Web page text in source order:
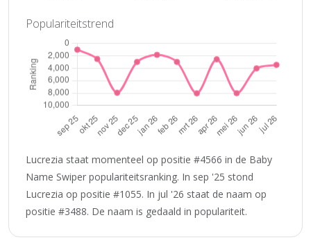
Populariteitstrend
Lucrezia staat momenteel op positie #4566 in de Baby
Name Swiper populariteitsranking. In sep '25 stond
Lucrezia op positie #1055. In jul '26 staat de naam op
positie #3488. De naam is gedaald in populariteit.